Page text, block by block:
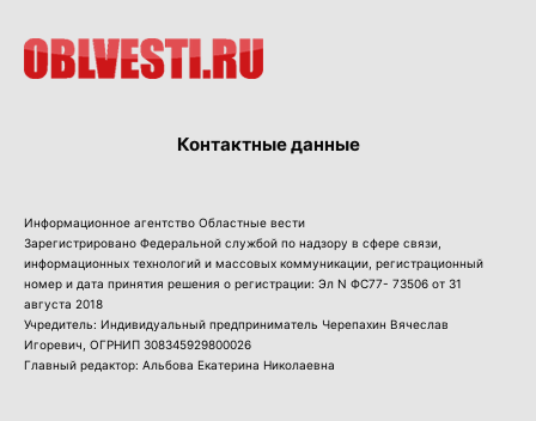
Контактные данные
Информационное агентство Областные вести
Зарегистрировано Федеральной службой по надзору в сфере связи,
информационных технологий и массовых коммуникации, регистрационный
номер и дата принятия решения о регистрации: Эл N ФС77- 73506 от 31
августа 2018
Учредитель: Индивидуальный предприниматель Черепахин Вячеслав
Игоревич, ОГРНИП 308345929800026
Главный редактор: Альбова Екатерина Николаевна